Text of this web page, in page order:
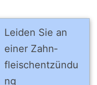
Leiden Sie an
einer Zahn­
fleischentzündu
ng